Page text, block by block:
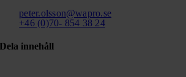
peter.olsson@wapro.se
+46 (0)70- 854 38 24
Dela innehåll